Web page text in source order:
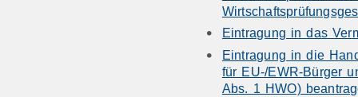
Eintragung in das
Eintragung in die
für EU-/EWR-Bürger
Abs. 1 HWO)